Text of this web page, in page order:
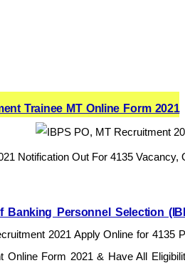
Trainee MT Online Form 2021
Notification Out For 4135 Vacancy,
Banking Personnel Selection
2021 Apply Online for 4135
Online Form 2021 & Have All